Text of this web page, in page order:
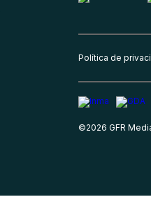
Política de
©2026 GFR